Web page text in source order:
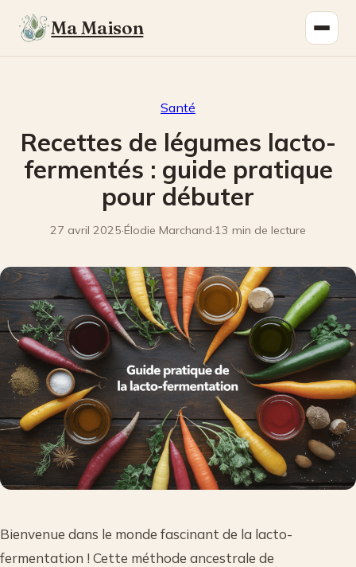
Ma Maison
Santé
Recettes de légumes lacto-
fermentés : guide pratique
pour débuter
27 avril 2025·Élodie Marchand·13 min de lecture
Bienvenue dans le monde fascinant de la lacto-
fermentation ! Cette méthode ancestrale de